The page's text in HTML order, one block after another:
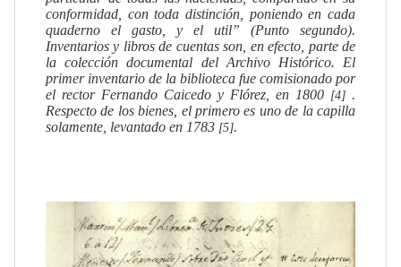
conformidad, con toda distinción, poniendo en cada
quaderno el gasto, y el util” (Punto segundo).
Inventarios y libros de cuentas son, en efecto, parte de
la colección documental del Archivo Histórico. El
primer inventario de la biblioteca fue comisionado por
el rector Fernando Caicedo y Flórez, en 1800 [4] .
Respecto de los bienes, el primero es uno de la capilla
solamente, levantado en 1783 [5].